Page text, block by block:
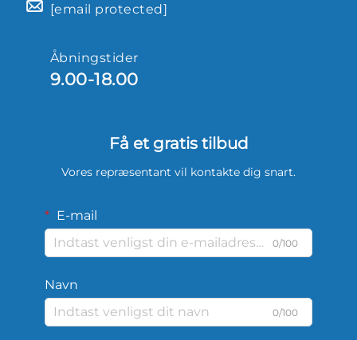
[email protected]
Åbningstider
9.00-18.00
Få et gratis tilbud
Vores repræsentant vil kontakte dig snart.
E-mail
0/100
Navn
0/100